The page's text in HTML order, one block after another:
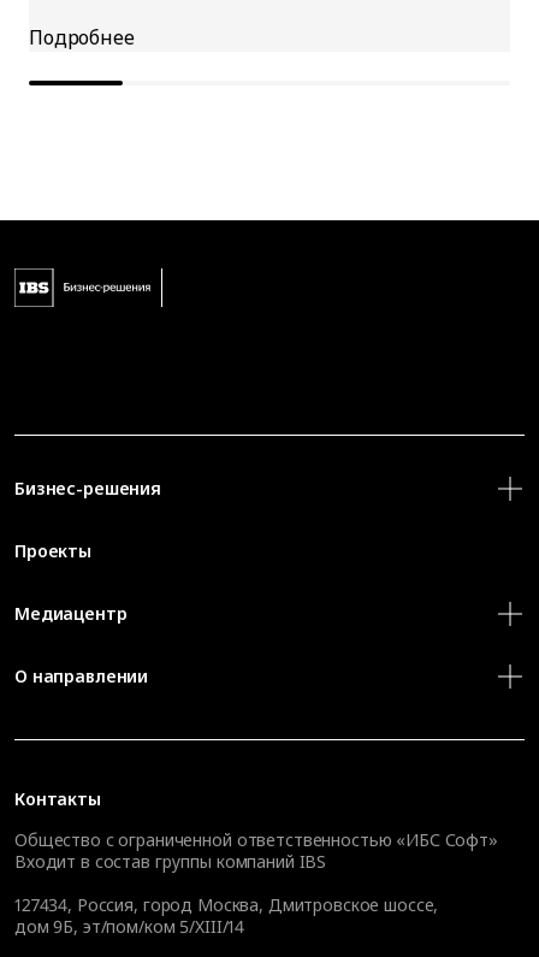
Контакты
Общество с ограниченной ответственностью «ИБС Софт»
Входит в состав группы компаний IBS
127434, Россия, город Москва, Дмитровское шоссе,
дом 9Б, эт/пом/ком 5/XIII/14
Бизнес-решения
Проекты
Медиацентр
О направлении